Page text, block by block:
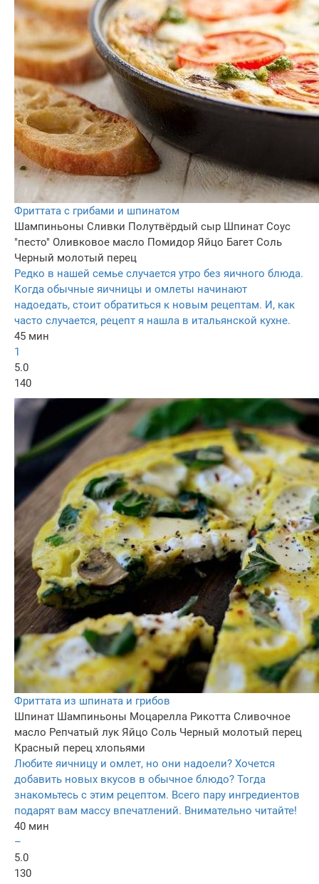
Фриттата с грибами и шпинатом
Шампиньоны Сливки Полутвёрдый сыр Шпинат Соус
"песто" Оливковое масло Помидор Яйцо Багет Соль
Черный молотый перец
Редко в нашей семье случается утро без яичного блюда.
Когда обычные яичницы и омлеты начинают
надоедать, стоит обратиться к новым рецептам. И, как
часто случается, рецепт я нашла в итальянской кухне.
45 мин
1
5.0
140
Фриттата из шпината и грибов
Шпинат Шампиньоны Моцарелла Рикотта Сливочное
масло Репчатый лук Яйцо Соль Черный молотый перец
Красный перец хлопьями
Любите яичницу и омлет, но они надоели? Хочется
добавить новых вкусов в обычное блюдо? Тогда
знакомьтесь с этим рецептом. Всего пару ингредиентов
подарят вам массу впечатлений. Внимательно читайте!
40 мин
–
5.0
130